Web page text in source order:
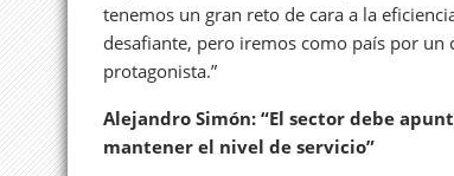
tenemos un gran reto de cara a la
desafiante, pero iremos como país por
protagonista.”
Alejandro Simón: “El sector debe
mantener el nivel de servicio”